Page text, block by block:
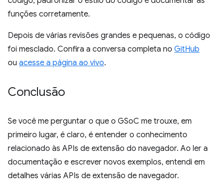
funções corretamente.
Depois de várias revisões grandes e pequenas, o código
foi mesclado. Confira a conversa completa no GitHub
ou acesse a página ao vivo.
Conclusão
Se você me perguntar o que o GSoC me trouxe, em
primeiro lugar, é claro, é entender o conhecimento
relacionado às APIs de extensão do navegador. Ao ler a
documentação e escrever novos exemplos, entendi em
detalhes várias APIs de extensão de navegador.